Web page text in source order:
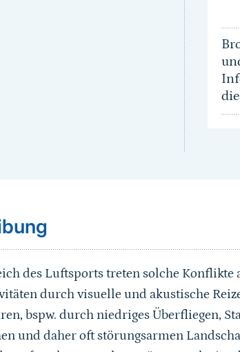
des Luftsports treten solche Konflikte
durch visuelle und akustische
bspw. durch niedriges Überfliegen,
und daher oft störungsarmen